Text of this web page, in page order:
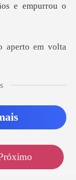
ap
entender o